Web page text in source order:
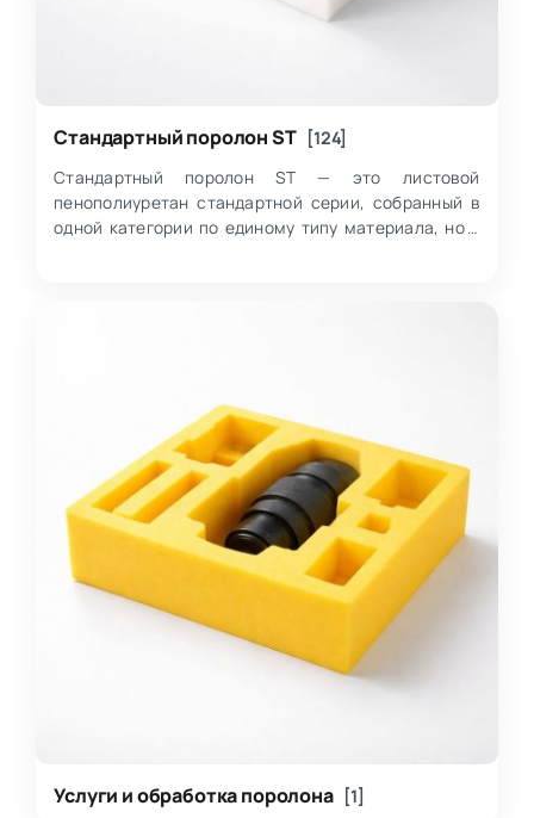
Стандартный поролон ST [124]
Стандартный поролон ST — это листовой
пенополиуретан стандартной серии, собранный в
одной категории по единому типу материала, но в
Услуги и обработка поролона [1]